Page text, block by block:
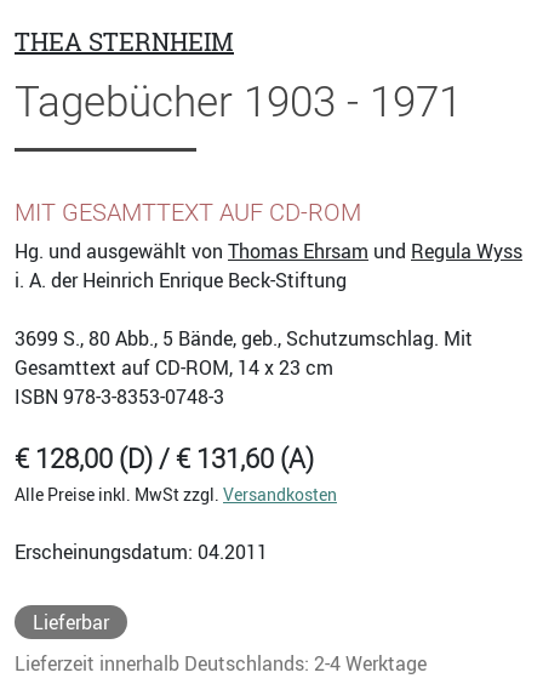
THEA STERNHEIM
Tagebücher 1903 - 1971
MIT GESAMTTEXT AUF CD-ROM
Hg. und ausgewählt von Thomas Ehrsam und Regula Wyss
i. A. der Heinrich Enrique Beck-Stiftung
3699 S., 80 Abb., 5 Bände, geb., Schutzumschlag. Mit
Gesamttext auf CD-ROM, 14 x 23 cm
ISBN 978-3-8353-0748-3
€ 128,00 (D) / € 131,60 (A)
Alle Preise inkl. MwSt zzgl. Versandkosten
Erscheinungsdatum: 04.2011
Lieferbar
Lieferzeit innerhalb Deutschlands: 2-4 Werktage